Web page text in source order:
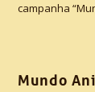
campanha
Mundo